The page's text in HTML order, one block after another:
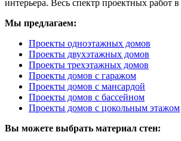
интерьера. Весь спектр проектных работ
Мы предлагаем:
Проекты одноэтажных домов
Проекты двухэтажных домов
Проекты трехэтажных домов
Проекты домов с гаражом
Проекты домов с мансардой
Проекты домов с бассейном
Проекты домов с цокольным этажом
Вы можете выбрать материал стен: